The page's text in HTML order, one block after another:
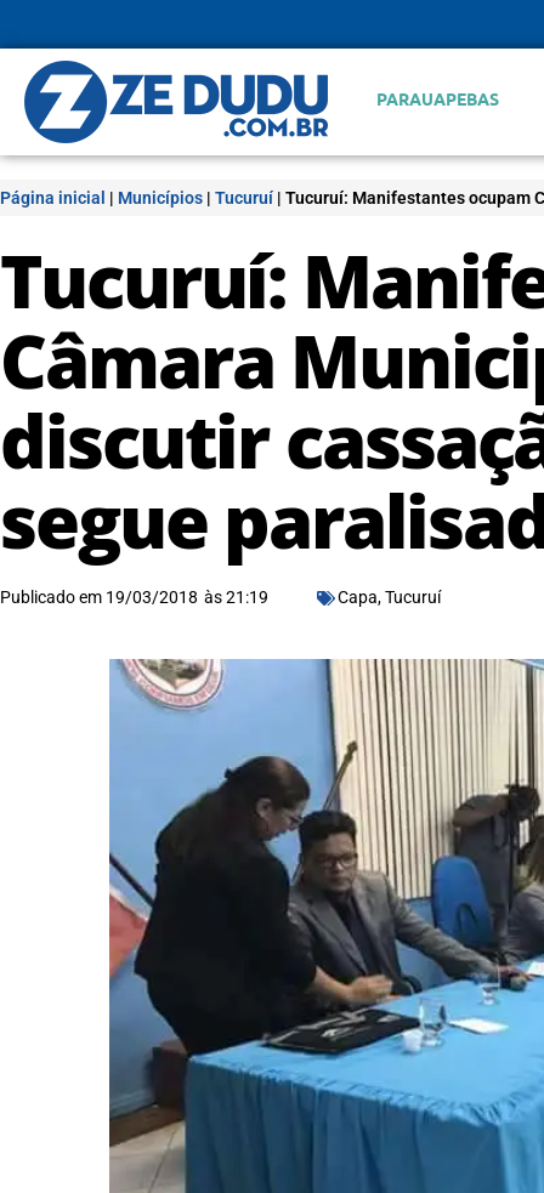
PARAUAPEBAS
Página inicial | Municípios | Tucuruí | Tucuruí: Manifestantes ocupam
Tucuruí:
Câmara
discutir
segue
Publicado em 19/03/2018 às21:19 Capa,Tucuruí